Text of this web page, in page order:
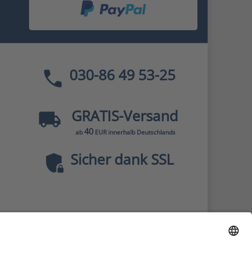
030-86 49 53-25
GRATIS-Versand
ab40EUR innerhalb Deutschlands
Sicher dank SSL